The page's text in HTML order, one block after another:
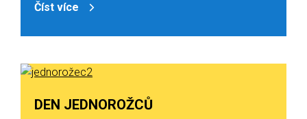
Číst více
DEN JEDNOROŽCŮ